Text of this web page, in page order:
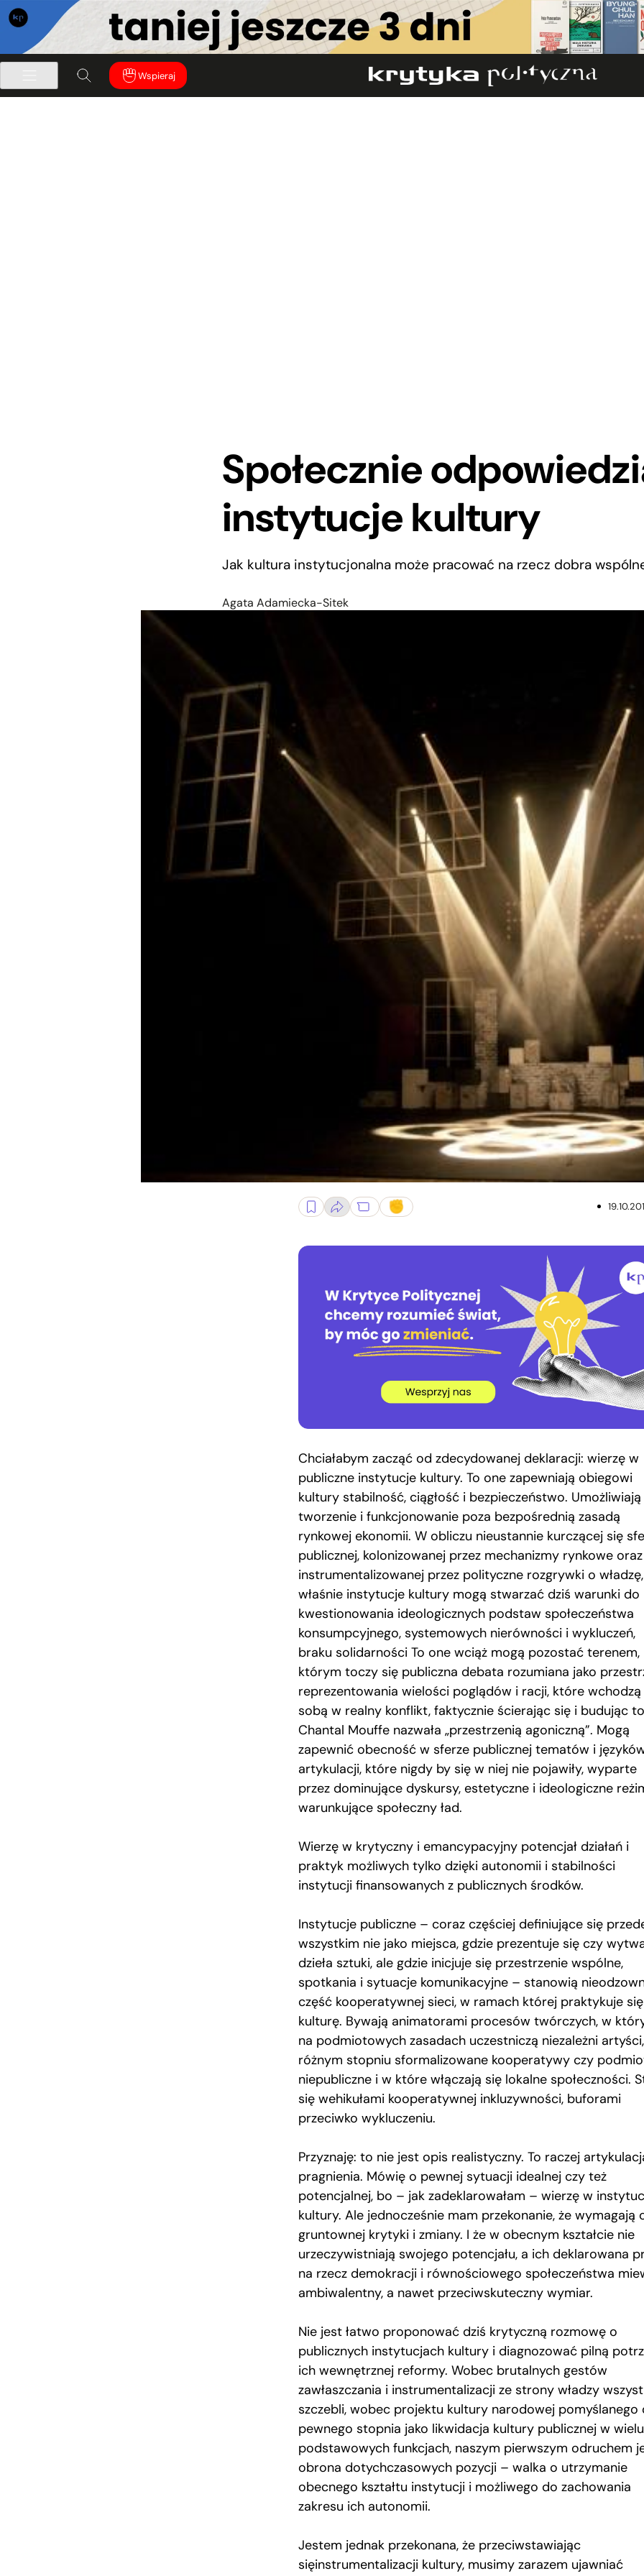
Wspieraj
Społecznie
instytucje kultury
Jak kultura instytucjonalna może pracować na rzecz dobra
Agata Adamiecka-Sitek
Chciałabym zacząć od zdecydowanej deklaracji: wierzę w
publiczne instytucje kultury. To one zapewniają obiegowi
kultury stabilność, ciągłość i bezpieczeństwo. Umożliwiają
tworzenie i funkcjonowanie poza bezpośrednią zasadą
rynkowej ekonomii. W obliczu nieustannie kurczącej się
publicznej, kolonizowanej przez mechanizmy rynkowe oraz
instrumentalizowanej przez polityczne rozgrywki o
właśnie instytucje kultury mogą stwarzać dziś warunki do
kwestionowania ideologicznych podstaw społeczeństwa
konsumpcyjnego, systemowych nierówności i wykluczeń,
braku solidarności To one wciąż mogą pozostać terenem,
którym toczy się publiczna debata rozumiana jako
reprezentowania wielości poglądów i racji, które wchodzą
sobą w realny konflikt, faktycznie ścierając się i budując
Chantal Mouffe nazwała „przestrzenią agoniczną”. Mogą
zapewnić obecność w sferze publicznej tematów i
artykulacji, które nigdy by się w niej nie pojawiły, wyparte
przez dominujące dyskursy, estetyczne i ideologiczne
warunkujące społeczny ład.
Wierzę w krytyczny i emancypacyjny potencjał działań i
praktyk możliwych tylko dzięki autonomii i stabilności
instytucji finansowanych z publicznych środków.
Instytucje publiczne – coraz częściej definiujące się
wszystkim nie jako miejsca, gdzie prezentuje się czy
dzieła sztuki, ale gdzie inicjuje się przestrzenie wspólne,
spotkania i sytuacje komunikacyjne – stanowią
część kooperatywnej sieci, w ramach której praktykuje się
kulturę. Bywają animatorami procesów twórczych, w
na podmiotowych zasadach uczestniczą niezależni
różnym stopniu sformalizowane kooperatywy czy
niepubliczne i w które włączają się lokalne społeczności.
się wehikułami kooperatywnej inkluzywności, buforami
przeciwko wykluczeniu.
Przyznaję: to nie jest opis realistyczny. To raczej
pragnienia. Mówię o pewnej sytuacji idealnej czy też
potencjalnej, bo – jak zadeklarowałam – wierzę w
kultury. Ale jednocześnie mam przekonanie, że wymagają
gruntownej krytyki i zmiany. I że w obecnym kształcie nie
urzeczywistniają swojego potencjału, a ich deklarowana
na rzecz demokracji i równościowego społeczeństwa
ambiwalentny, a nawet przeciwskuteczny wymiar.
Nie jest łatwo proponować dziś krytyczną rozmowę o
publicznych instytucjach kultury i diagnozować pilną
ich wewnętrznej reformy. Wobec brutalnych gestów
zawłaszczania i instrumentalizacji ze strony władzy
szczebli, wobec projektu kultury narodowej pomyślanego
pewnego stopnia jako likwidacja kultury publicznej w
podstawowych funkcjach, naszym pierwszym odruchem
obrona dotychczasowych pozycji – walka o utrzymanie
obecnego kształtu instytucji i możliwego do zachowania
zakresu ich autonomii.
Jestem jednak przekonana, że przeciwstawiając
sięinstrumentalizacji kultury, musimy zarazem ujawniać